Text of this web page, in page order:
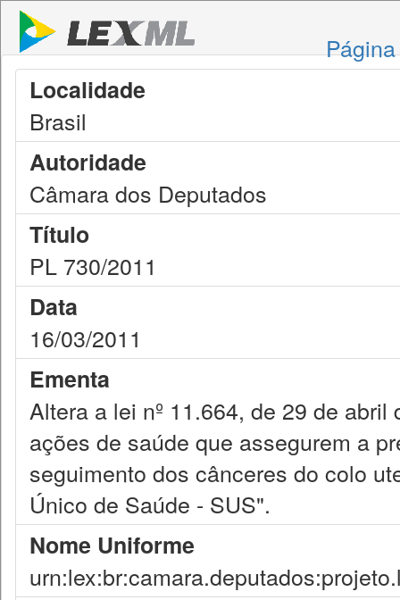
Localidade
Brasil
Autoridade
Câmara dos Deputados
Título
PL 730/2011
Data
16/03/2011
Ementa
Altera a lei nº 11.664, de 29 de
ações de saúde que assegurem a
seguimento dos cânceres do colo
Único de Saúde - SUS".
Nome Uniforme